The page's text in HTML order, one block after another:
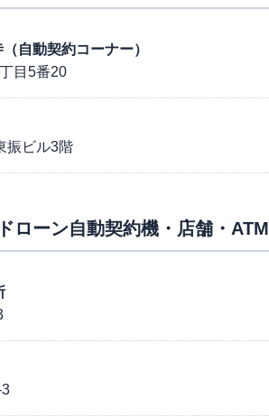
自動契約コーナー）
目5番20
振ビル3階
ローン自動契約機・店舗・ATM